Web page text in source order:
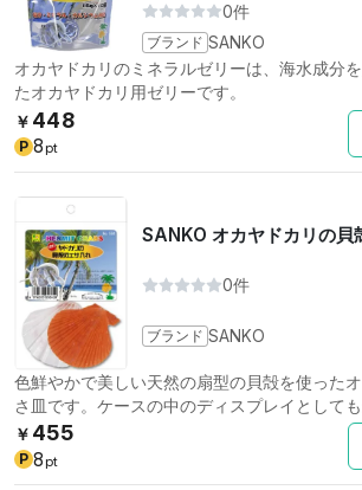
0件
ブランド SANKO
オカヤドカリのミネラルゼリーは、海水成分
たオカヤドカリ用ゼリーです。
￥ 448
P 8 pt
SANKO オカヤドカリの貝
0件
ブランド SANKO
色鮮やかで美しい天然の扇型の貝殻を使った
さ皿です。ケースの中のディスプレイとしても
￥ 455
P 8 pt